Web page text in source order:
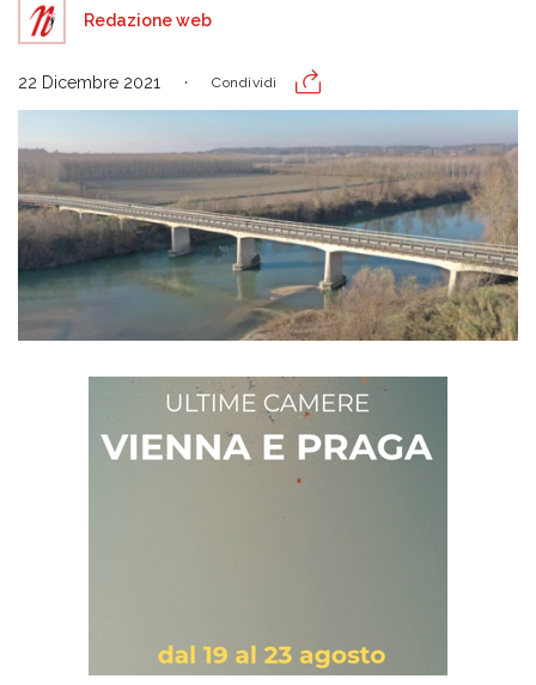
Redazione web
22 Dicembre 2021 Condividi